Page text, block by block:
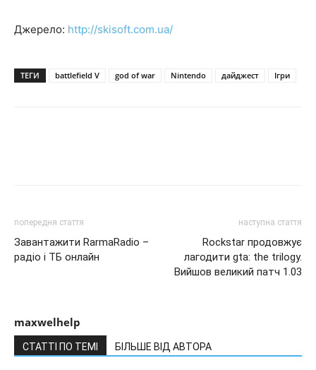
Джерело: http://skisoft.com.ua/
ТЕГИ battlefield V god of war Nintendo дайджест Ігри
попередня стаття
Завантажити RarmaRadio –
радіо і ТБ онлайн
наступна стаття
Rockstar продовжує
лагодити gta: the trilogy.
Вийшов великий патч 1.03
maxwelhelp
СТАТТІ ПО ТЕМІ БІЛЬШЕ ВІД АВТОРА